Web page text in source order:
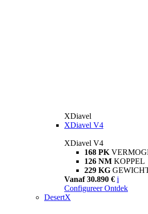
XDiavel
XDiavel V4
XDiavel V4
168 PK
126 NM KOPPEL
229 KG
Vanaf 30.890 € i
Configureer Ontdek
DesertX